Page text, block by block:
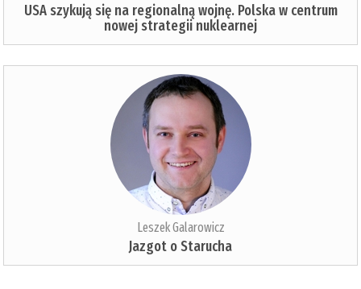
USA szykują się na regionalną wojnę. Polska w centrum
nowej strategii nuklearnej
Leszek Galarowicz
Jazgot o Starucha